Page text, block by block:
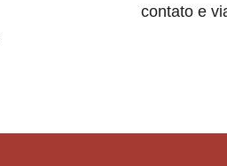
contato e